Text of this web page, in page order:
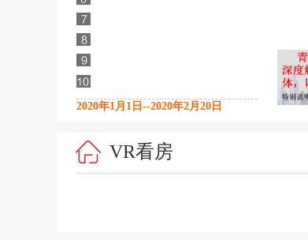
2020年1月1日--2020年2月20日
VR看房